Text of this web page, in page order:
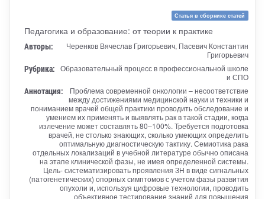
Статья в сборнике статей
Педагогика и образование: от теории к практике
Авторы:
Черенков Вячеслав Григорьевич, Пасевич Константин
Григорьевич
Рубрика: Образовательный процесс в профессиональной школе
и СПО
Аннотация:
Проблема современной онкологии – несоответствие
между достижениями медицинской науки и техники и
пониманием врачей общей практики проводить обследование и
умением их применять и выявлять рак в такой стадии, когда
излечение может составлять 80–100%. Требуется подготовка
врачей, не столько знающих, сколько умеющих определить
оптимальную диагностическую тактику. Семиотика рака
отдельных локализаций в учебной литературе обычно описана
на этапе клинической фазы, не имея определенной системы.
Цель- систематизировать проявления ЗН в виде сигнальных
(патогенетических) опорных симптомов с учетом фазы развития
опухоли и, используя цифровые технологии, проводить
объективное тестирование знаний для повышения